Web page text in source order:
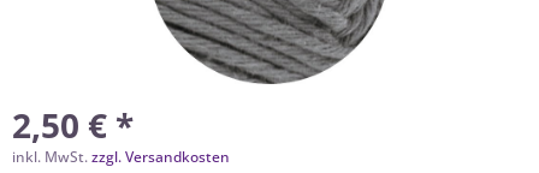
2,50 € *
inkl. MwSt.zzgl. Versandkosten